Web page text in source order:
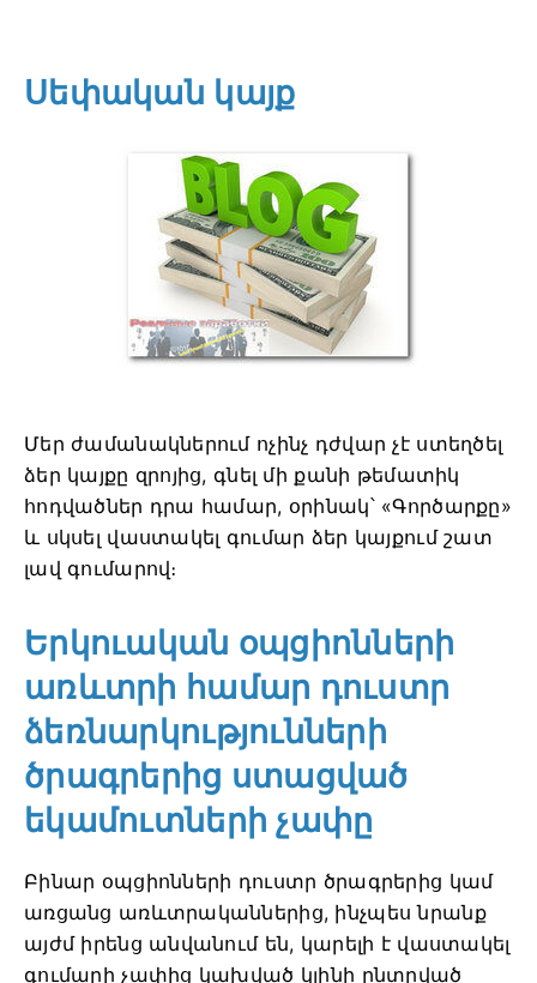
Սեփական կայք
Մեր ժամանակներում ոչինչ դժվար չէ ստեղծել
ձեր կայքը զրոյից, գնել մի քանի թեմատիկ
հոդվածներ դրա համար, օրինակ՝ «Գործարքը»
և սկսել վաստակել գումար ձեր կայքում շատ
լավ գումարով։
Երկուական օպցիոնների
առևտրի համար դուստր
ձեռնարկությունների
ծրագրերից ստացված
եկամուտների չափը
Բինար օպցիոնների դուստր ծրագրերից կամ
առցանց առևտրականներից, ինչպես նրանք
այժմ իրենց անվանում են, կարելի է վաստակել
գումարի չափից կախված կլինի ընտրված